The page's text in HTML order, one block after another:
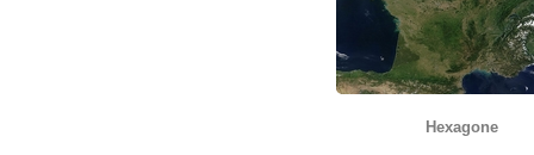
Hexagone